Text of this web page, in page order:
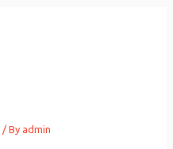
/ By admin